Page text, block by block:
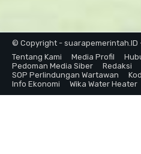
© Copyright - suarapemerintah.ID -
Tentang Kami
Media Profil
Pedoman Media Siber
Redaksi
SOP Perlindungan Wartawan
Info Ekonomi
Wika Water Heater